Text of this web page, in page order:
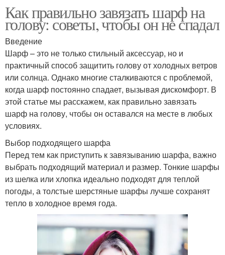
Как правильно завязать шарф на
голову: советы, чтобы он не спадал
Введение
Шарф – это не только стильный аксессуар, но и
практичный способ защитить голову от холодных ветров
или солнца. Однако многие сталкиваются с проблемой,
когда шарф постоянно спадает, вызывая дискомфорт. В
этой статье мы расскажем, как правильно завязать
шарф на голову, чтобы он оставался на месте в любых
условиях.
Выбор подходящего шарфа
Перед тем как приступить к завязыванию шарфа, важно
выбрать подходящий материал и размер. Тонкие шарфы
из шелка или хлопка идеально подходят для теплой
погоды, а толстые шерстяные шарфы лучше сохранят
тепло в холодное время года.